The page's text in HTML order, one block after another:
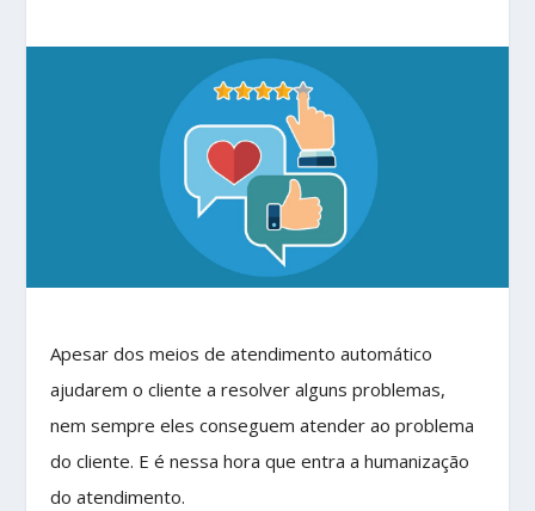
Apesar dos meios de atendimento automático
ajudarem o cliente a resolver alguns problemas,
nem sempre eles conseguem atender ao problema
do cliente. E é nessa hora que entra a humanização
do atendimento.